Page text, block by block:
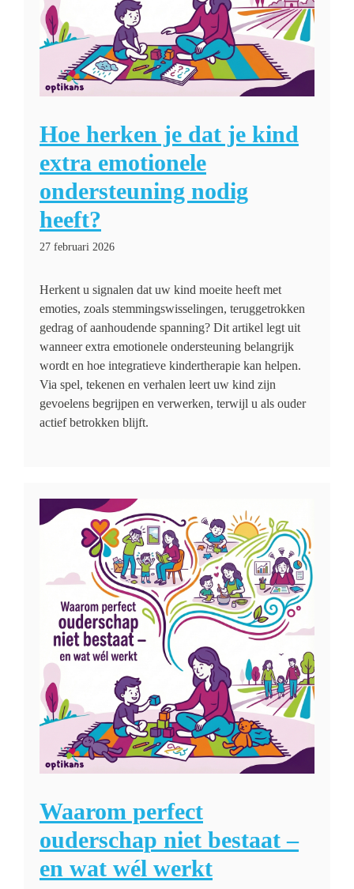
Hoe herken je dat je kind
extra emotionele
ondersteuning nodig
heeft?
27 februari 2026
Herkent u signalen dat uw kind moeite heeft met
emoties, zoals stemmingswisselingen, teruggetrokken
gedrag of aanhoudende spanning? Dit artikel legt uit
wanneer extra emotionele ondersteuning belangrijk
wordt en hoe integratieve kindertherapie kan helpen.
Via spel, tekenen en verhalen leert uw kind zijn
gevoelens begrijpen en verwerken, terwijl u als ouder
actief betrokken blijft.
Waarom perfect
ouderschap niet bestaat –
en wat wél werkt